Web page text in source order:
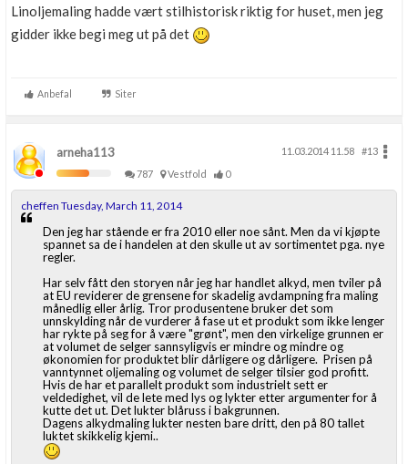
Linoljemaling hadde vært stilhistorisk riktig for huset, men jeg
gidder ikke begi meg ut på det
Anbefal Siter
arneha113 11.03.2014 11.58
#13
787
Vestfold 0
cheffen Tuesday, March 11, 2014
Den jeg har stående er fra 2010 eller noe sånt. Men da vi kjøpte
spannet sa de i handelen at den skulle ut av sortimentet pga. nye
regler.
Har selv fått den storyen når jeg har handlet alkyd, men tviler på
at EU reviderer de grensene for skadelig avdampning fra maling
månedlig eller årlig. Tror produsentene bruker det som
unnskylding når de vurderer å fase ut et produkt som ikke lenger
har rykte på seg for å være "grønt", men den virkelige grunnen er
at volumet de selger sannsyligvis er mindre og mindre og
økonomien for produktet blir dårligere og dårligere. Prisen på
vanntynnet oljemaling og volumet de selger tilsier god profitt.
Hvis de har et parallelt produkt som industrielt sett er
veldedighet, vil de lete med lys og lykter etter argumenter for å
kutte det ut. Det lukter blåruss i bakgrunnen.
Dagens alkydmaling lukter nesten bare dritt, den på 80 tallet
luktet skikkelig kjemi..